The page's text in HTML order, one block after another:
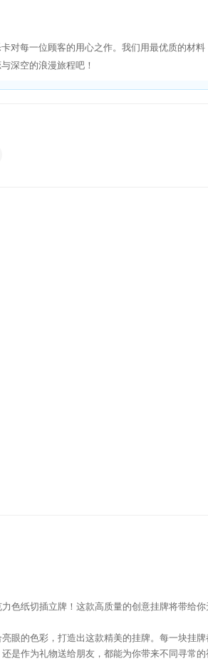
对每一位顾客的用心之作。我们用最优质的材
深空的浪漫旅程吧！
色纸切插立牌！这款高质量的创意挂牌将带给你
眼的色彩，打造出这款精美的挂牌。每一块挂
是作为礼物送给朋友，都能为你带来不同寻常的